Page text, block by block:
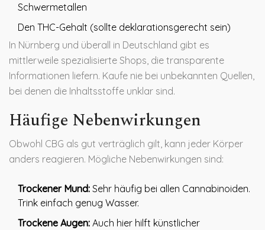
Schwermetallen
Den THC-Gehalt (sollte deklarationsgerecht sein)
In Nürnberg und überall in Deutschland gibt es
mittlerweile spezialisierte Shops, die transparente
Informationen liefern. Kaufe nie bei unbekannten Quellen,
bei denen die Inhaltsstoffe unklar sind.
Häufige Nebenwirkungen
Obwohl CBG als gut verträglich gilt, kann jeder Körper
anders reagieren. Mögliche Nebenwirkungen sind:
Trockener Mund: Sehr häufig bei allen Cannabinoiden.
Trink einfach genug Wasser.
Trockene Augen: Auch hier hilft künstlicher